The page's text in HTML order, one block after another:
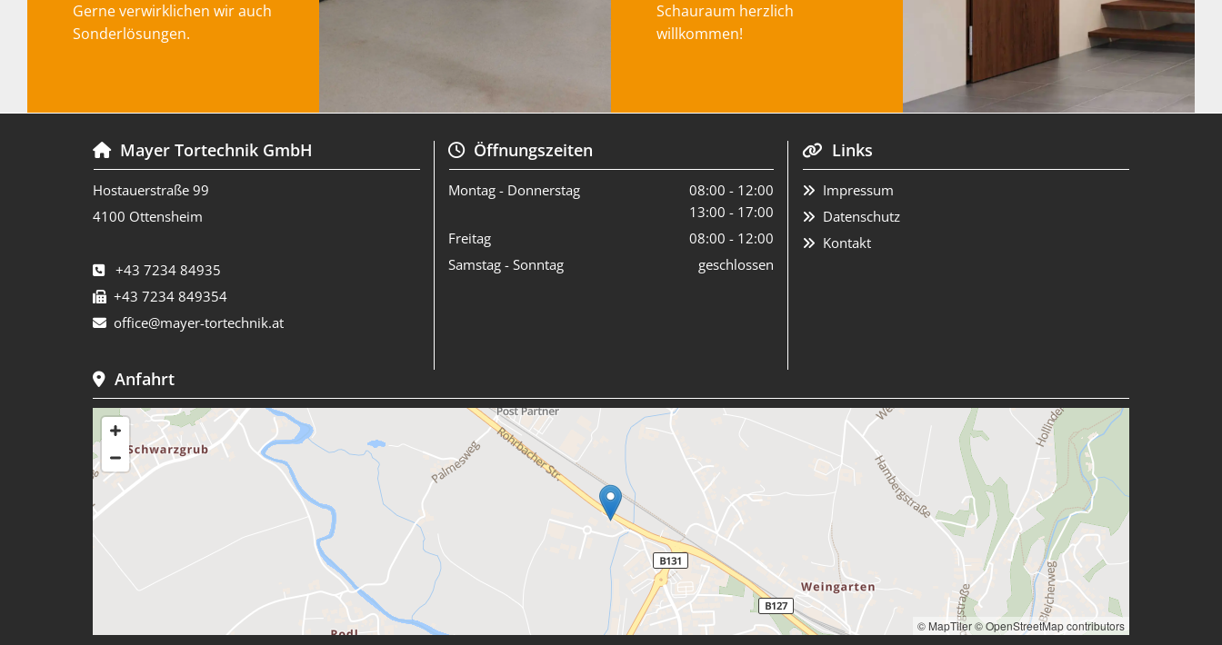
Gerne verwirklichen wir auch
Sonderlösungen.
Schauraum herzlich
willkommen!
Mayer Tortechnik GmbH
Hostauerstraße 99
4100 Ottensheim
 +43 7234 84935
 +43 7234 849354
 office@mayer-tortechnik.at
Öffnungszeiten
Montag - Donnerstag
08:00 - 12:00
13:00 - 17:00
Freitag
08:00 - 12:00
Samstag - Sonntag
geschlossen
 Links
 Impressum
 Datenschutz
 Kontakt
 Anfahrt
© MapTiler© OpenStreetMap contributors